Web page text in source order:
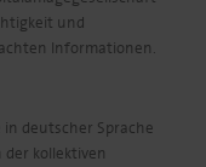
und
Informationen.
deutscher Sprache
kollektiven